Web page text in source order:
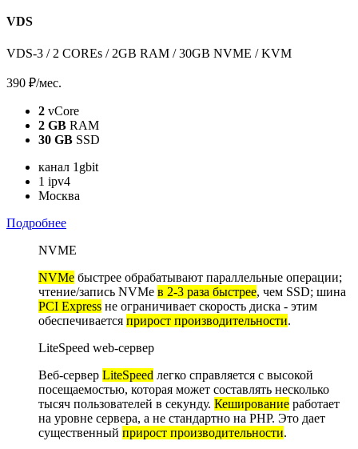
VDS
VDS-3 / 2 COREs / 2GB RAM / 30GB NVME / KVM
390 ₽/мес.
2 vCore
2 GB RAM
30 GB SSD
канал 1gbit
1 ipv4
Москва
Подробнее
NVME
NVMe быстрее обрабатывают параллельные операции;
чтение/запись NVMe в 2-3 раза быстрее, чем SSD; шина
PCI Express не ограничивает скорость диска - этим
обеспечивается прирост производительности.
LiteSpeed web-сервер
Веб-сервер LiteSpeed легко справляется с высокой
посещаемостью, которая может составлять несколько
тысяч пользователей в секунду. Кеширование работает
на уровне сервера, а не стандартно на PHP. Это дает
существенный прирост производительности.